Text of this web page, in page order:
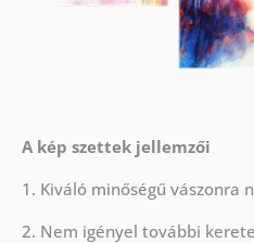
A kép szettek jellemzői
1. Kiváló minőségű vászonra
2. Nem igényel további